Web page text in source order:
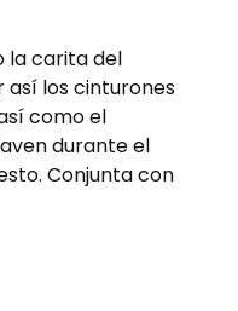
la carita del
así los cinturones
como el
durante el
Conjunta con